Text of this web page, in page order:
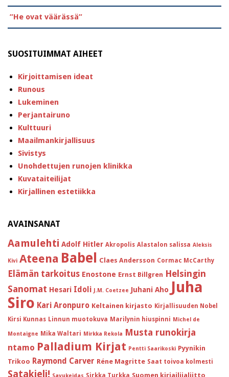
”He ovat väärässä”
SUOSITUIMMAT AIHEET
Kirjoittamisen ideat
Runous
Lukeminen
Perjantairuno
Kulttuuri
Maailmankirjallisuus
Sivistys
Unohdettujen runojen klinikka
Kuvataiteilijat
Kirjallinen estetiikka
AVAINSANAT
Aamulehti Adolf Hitler Akropolis Alastalon salissa Aleksis
Kivi Ateena Babel Claes Andersson Cormac McCarthy
Elämän tarkoitus Enostone Ernst Billgren Helsingin
Sanomat Hesari Idoli J.M. Coetzee Juhani Aho Juha
Siro Kari Aronpuro Keltainen kirjasto Kirjallisuuden Nobel
Kirsi Kunnas Linnun muotokuva Marilynin hiuspinni Michel de
Montaigne Mika Waltari Mirkka Rekola Musta runokirja
ntamo Palladium Kirjat Pentti Saarikoski Pyynikin
Trikoo Raymond Carver Réne Magritte Saat toivoa kolmesti
Satakieli! Suomen kirjailijaliitto